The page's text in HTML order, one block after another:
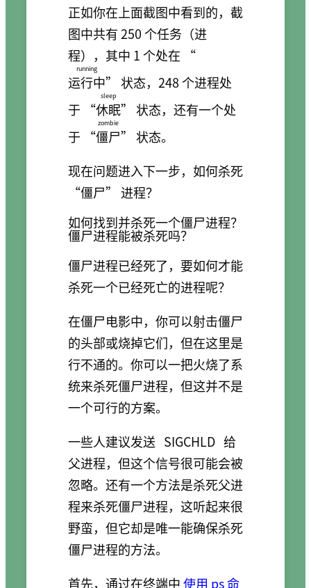
正如你在上面截图中看到的，截
图中共有 250 个任务（进
程），其中 1 个处在 “
运行中
running
” 状态，248 个进程处
于 “休眠
sleep
” 状态，还有一个处
于 “僵尸
zombie
” 状态。
现在问题进入下一步，如何杀死
“僵尸” 进程？
如何找到并杀死一个僵尸进程？
僵尸进程能被杀死吗？
僵尸进程已经死了，要如何才能
杀死一个已经死亡的进程呢？
在僵尸电影中，你可以射击僵尸
的头部或烧掉它们，但在这里是
行不通的。你可以一把火烧了系
统来杀死僵尸进程，但这并不是
一个可行的方案。
一些人建议发送 SIGCHLD 给
父进程，但这个信号很可能会被
忽略。还有一个方法是杀死父进
程来杀死僵尸进程，这听起来很
野蛮，但它却是唯一能确保杀死
僵尸进程的方法。
首先，通过在终端中使用 ps 命